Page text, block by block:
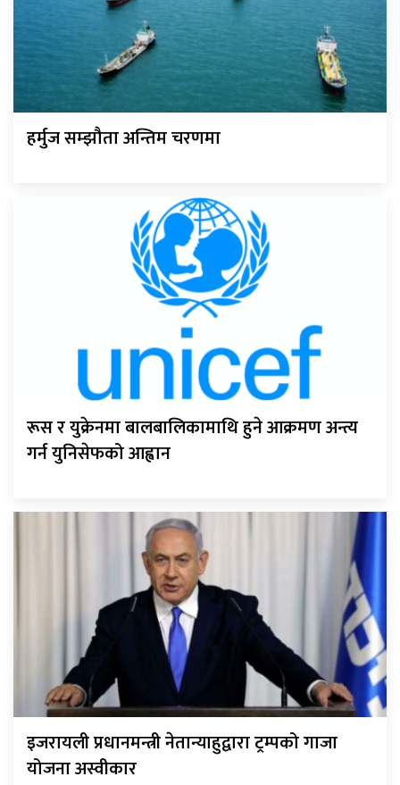
हर्मुज सम्झौता अन्तिम चरणमा
रूस र युक्रेनमा बालबालिकामाथि हुने आक्रमण अन्त्य
गर्न युनिसेफको आह्वान
इजरायली प्रधानमन्त्री नेतान्याहुद्वारा ट्रम्पको गाजा
योजना अस्वीकार